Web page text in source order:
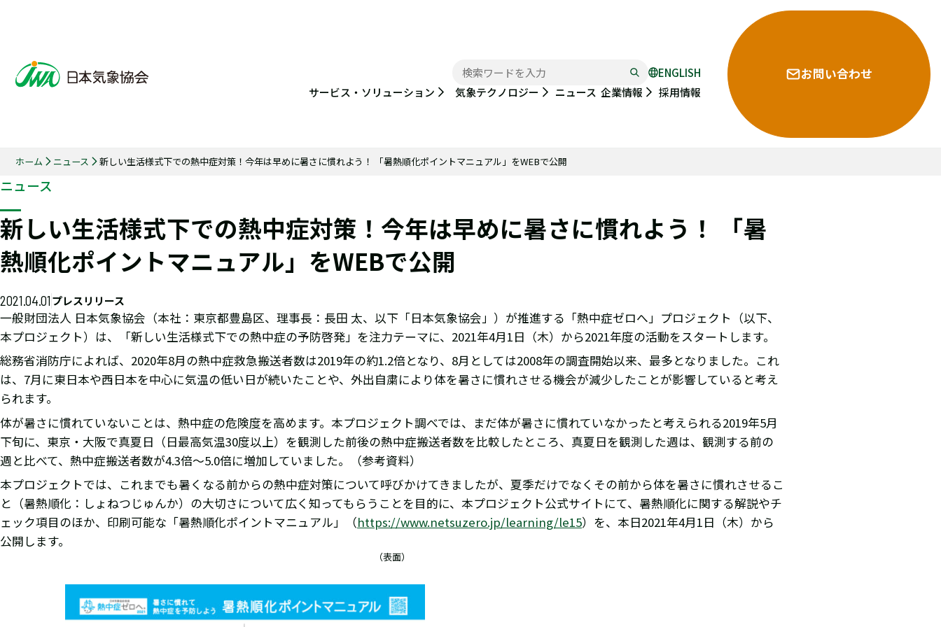
ENGLISH
サービス・ソリューション
気象テクノロジー ニュース 企業情報 採用情報
お問い合わせ
ホーム ニュース 新しい生活様式下での熱中症対策！今年は早めに暑さに慣れよう！ 「暑熱順化ポイントマニュアル」をWEBで公開
ニュース
新しい生活様式下での熱中症対策！今年は早めに暑さに慣れよう！ 「暑
熱順化ポイントマニュアル」をWEBで公開
2021.04.01プレスリリース
一般財団法人 日本気象協会（本社：東京都豊島区、理事長：長田 太、以下「日本気象協会」）が推進する「熱中症ゼロへ」プロジェクト（以下、
本プロジェクト）は、「新しい生活様式下での熱中症の予防啓発」を注力テーマに、2021年4月1日（木）から2021年度の活動をスタートします。
総務省消防庁によれば、2020年8月の熱中症救急搬送者数は2019年の約1.2倍となり、8月としては2008年の調査開始以来、最多となりました。これ
は、7月に東日本や西日本を中心に気温の低い日が続いたことや、外出自粛により体を暑さに慣れさせる機会が減少したことが影響していると考え
られます。
体が暑さに慣れていないことは、熱中症の危険度を高めます。本プロジェクト調べでは、まだ体が暑さに慣れていなかったと考えられる2019年5月
下旬に、東京・大阪で真夏日（日最高気温30度以上）を観測した前後の熱中症搬送者数を比較したところ、真夏日を観測した週は、観測する前の
週と比べて、熱中症搬送者数が4.3倍～5.0倍に増加していました。（参考資料）
本プロジェクトでは、これまでも暑くなる前からの熱中症対策について呼びかけてきましたが、夏季だけでなくその前から体を暑さに慣れさせるこ
と（暑熱順化：しょねつじゅんか）の大切さについて広く知ってもらうことを目的に、本プロジェクト公式サイトにて、暑熱順化に関する解説やチ
ェック項目のほか、印刷可能な「暑熱順化ポイントマニュアル」（https://www.netsuzero.jp/learning/le15）を、本日2021年4月1日（木）から
公開します。
（表面）